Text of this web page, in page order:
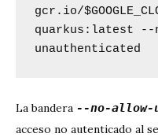
gcr.io/
quarkus:latest --
unauthenticated
La bandera --no-allow-
acceso no autenticado al